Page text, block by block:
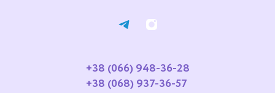
+38 (066) 948-36-28
+38 (068) 937-36-57